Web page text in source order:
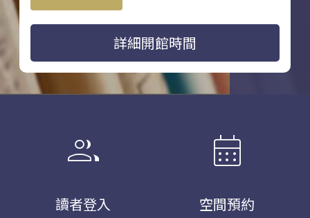
詳細開館時間
group
讀者登入
calendar_month
空間預約